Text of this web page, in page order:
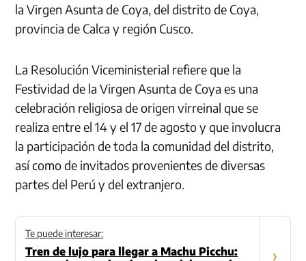
la Virgen Asunta de Coya, del distrito de Coya,
provincia de Calca y región Cusco.
La Resolución Viceministerial refiere que la
Festividad de la Virgen Asunta de Coya es una
celebración religiosa de origen virreinal que se
realiza entre el 14 y el 17 de agosto y que involucra
la participación de toda la comunidad del distrito,
así como de invitados provenientes de diversas
partes del Perú y del extranjero.
Te puede interesar:
Tren de lujo para llegar a Machu Picchu:
›